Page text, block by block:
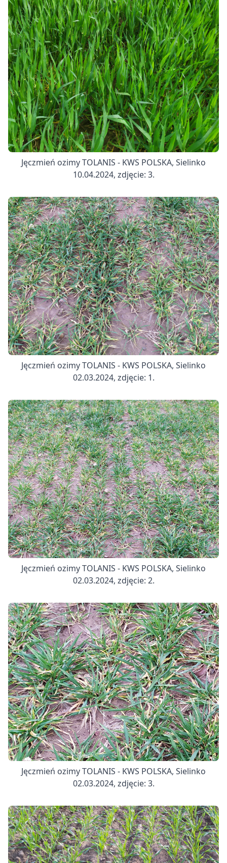
Jęczmień ozimy TOLANIS - KWS POLSKA, Sielinko
10.04.2024, zdjęcie: 3.
Jęczmień ozimy TOLANIS - KWS POLSKA, Sielinko
02.03.2024, zdjęcie: 1.
Jęczmień ozimy TOLANIS - KWS POLSKA, Sielinko
02.03.2024, zdjęcie: 2.
Jęczmień ozimy TOLANIS - KWS POLSKA, Sielinko
02.03.2024, zdjęcie: 3.